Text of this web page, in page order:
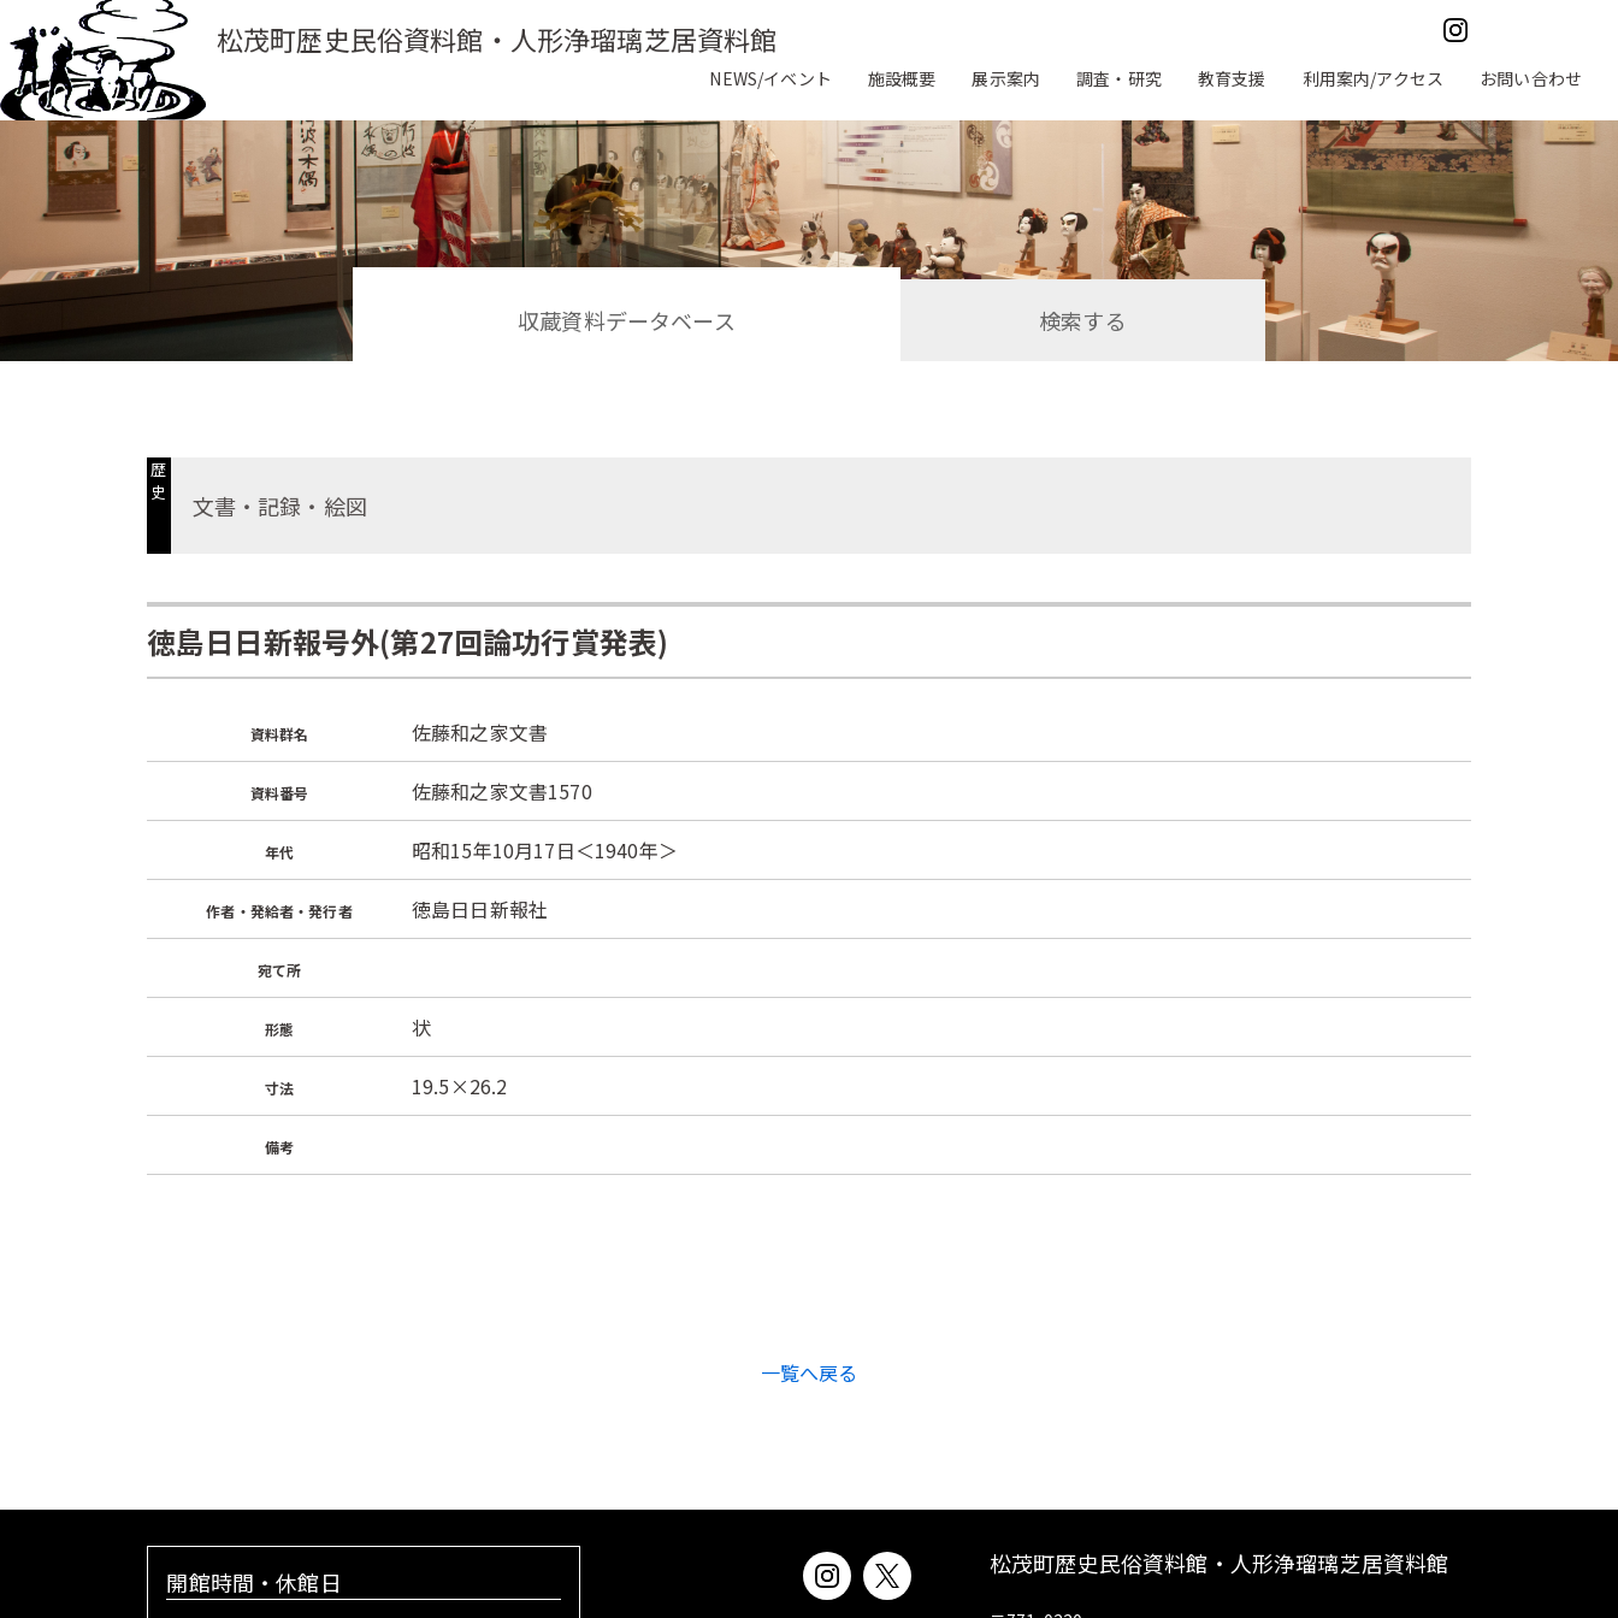
松茂町歴史民俗資料館・人形浄瑠璃芝居資料館
NEWS/イベント 施設概要 展示案内 調査・研究 教育支援 利用案内/アクセス お問い合わせ
収蔵資料データベース 検索する
歴
史
文書・記録・絵図
徳島日日新報号外(第27回論功行賞発表)
資料群名 佐藤和之家文書
資料番号 佐藤和之家文書1570
年代 昭和15年10月17日＜1940年＞
作者・発給者・発行者 徳島日日新報社
宛て所
形態 状
寸法 19.5×26.2
備考
一覧へ戻る
開館時間・休館日
松茂町歴史民俗資料館・人形浄瑠璃芝居資料館